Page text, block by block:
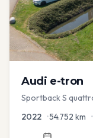
Audi e-tron
Sportback S
2022 •54.752 km •